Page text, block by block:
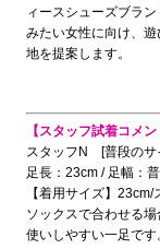
ィースシューズブラ
みたい女性に向け、
地を提案します。
【スタッフ試着コメン
スタッフN [普段のサ
足長：23cm / 足幅：
【着用サイズ】
ソックスで合わせる
使いしやすい一足です